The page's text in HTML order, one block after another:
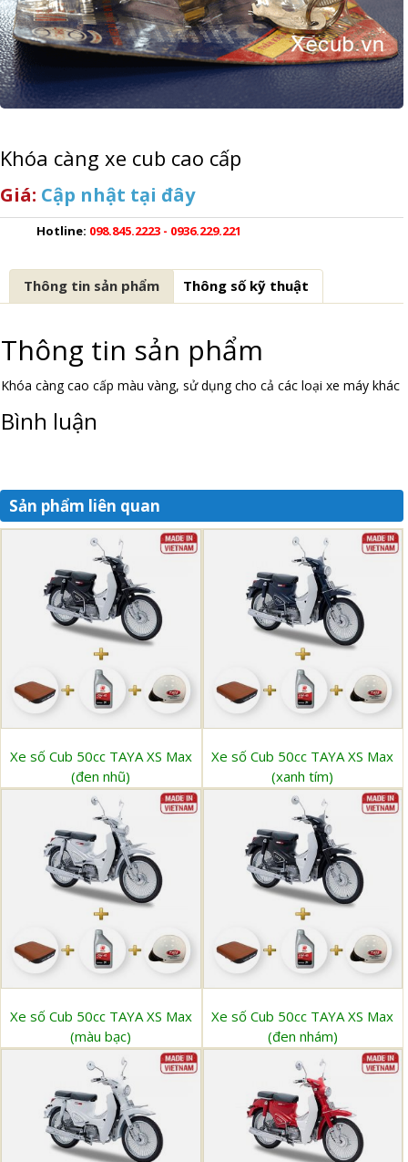
Khóa càng xe cub cao cấp
Giá: Cập nhật tại đây
Hotline: 098.845.2223 - 0936.229.221
Thông tin sản phẩm Thông số kỹ thuật
Thông tin sản phẩm
Khóa càng cao cấp màu vàng, sử dụng cho cả các loại xe máy khác
Bình luận
Sản phẩm liên quan
Xe số Cub 50cc TAYA XS Max
(đen nhũ)
Xe số Cub 50cc TAYA XS Max
(xanh tím)
Xe số Cub 50cc TAYA XS Max
(màu bạc)
Xe số Cub 50cc TAYA XS Max
(đen nhám)